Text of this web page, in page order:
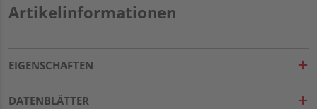
Artikelinformationen
EIGENSCHAFTEN
DATENBLÄTTER